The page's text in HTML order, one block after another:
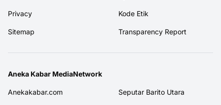
Privacy Kode Etik
Sitemap Transparency Report
Aneka Kabar MediaNetwork
Anekakabar.com Seputar Barito Utara